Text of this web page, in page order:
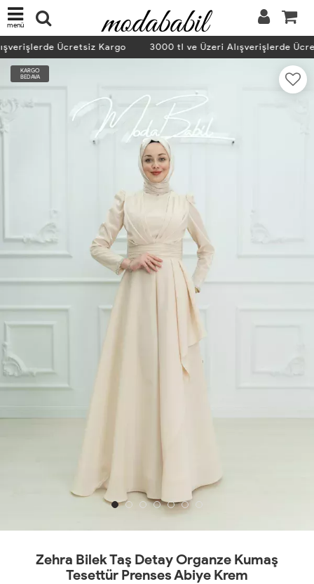
menü
Ücretsiz Kargo 3000 tl ve Üzeri Alışverişlerde
KARGO
BEDAVA
Zehra Bilek Taş Detay Organze Kumaş
Tesettür Prenses Abiye Krem